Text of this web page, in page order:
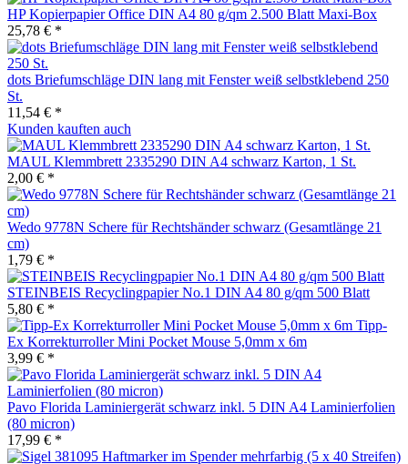
HP Kopierpapier Office DIN A4 80 g/qm 2.500 Blatt Maxi-Box
25,78 € *
dots Briefumschläge DIN lang mit Fenster weiß selbstklebend 250
St.
11,54 € *
Kunden kauften auch
MAUL Klemmbrett 2335290 DIN A4 schwarz Karton, 1 St.
2,00 € *
Wedo 9778N Schere für Rechtshänder schwarz (Gesamtlänge 21
cm)
1,79 € *
STEINBEIS Recyclingpapier No.1 DIN A4 80 g/qm 500 Blatt
5,80 € *
Tipp-
Ex Korrekturroller Mini Pocket Mouse 5,0mm x 6m
3,99 € *
Pavo Florida Laminiergerät schwarz inkl. 5 DIN A4 Laminierfolien
(80 micron)
17,99 € *